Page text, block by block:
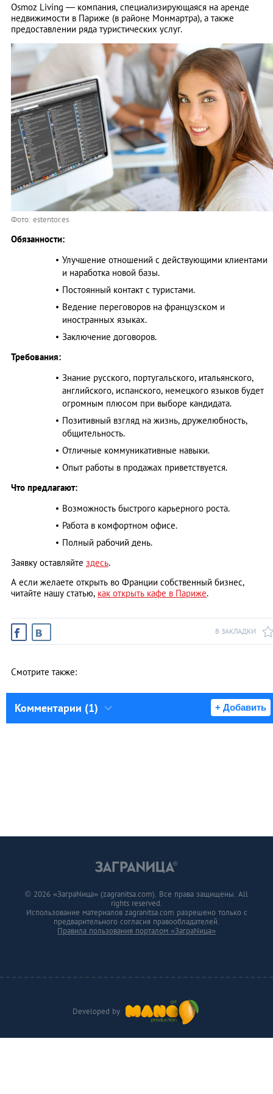
Osmoz Living — компания, специализирующаяся на аренде
недвижимости в Париже (в районе Монмартра), а также
предоставлении ряда туристических услуг.
Фото: estentor.es
Обязанности:
Улучшение отношений с действующими клиентами
и наработка новой базы.
Постоянный контакт с туристами.
Ведение переговоров на французском и
иностранных языках.
Заключение договоров.
Требования:
Знание русского, португальского, итальянского,
английского, испанского, немецкого языков будет
огромным плюсом при выборе кандидата.
Позитивный взгляд на жизнь, дружелюбность,
общительность.
Отличные коммуникативные навыки.
Опыт работы в продажах приветствуется.
Что предлагают:
Возможность быстрого карьерного роста.
Работа в комфортном офисе.
Полный рабочий день.
Заявку оставляйте здесь.
А если желаете открыть во Франции собственный бизнес,
читайте нашу статью, как открыть кафе в Париже.
В ЗАКЛАДКИ
Смотрите также:
Комментарии (1) + Добавить
Developed by
© 2026 «ЗаграNица» (zagranitsa.com). Все права защищены. All
rights reserved.
Использование материалов zagranitsa.com разрешено только с
предварительного согласия правообладателей.
Правила пользования порталом «ЗаграNица»